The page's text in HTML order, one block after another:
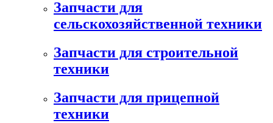
Запчасти для
сельскохозяйственной техники
Запчасти для строительной
техники
Запчасти для прицепной
техники